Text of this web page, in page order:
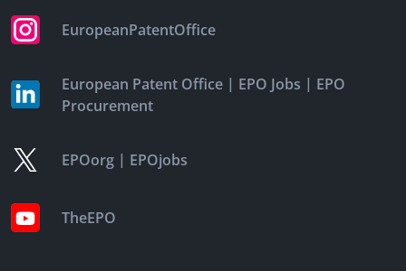
EuropeanPatentOffice
European Patent Office | EPO Jobs | EPO
Procurement
EPOorg | EPOjobs
TheEPO